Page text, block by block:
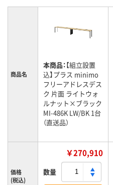
商品名
本商品：【組立設置
込】プラス minimo
フリーアドレスデス
ク 片面 ライトウォ
ルナット×ブラック
MI-486K LW/BK 1台
（直送品）
価格
(税込)
￥270,910
数量